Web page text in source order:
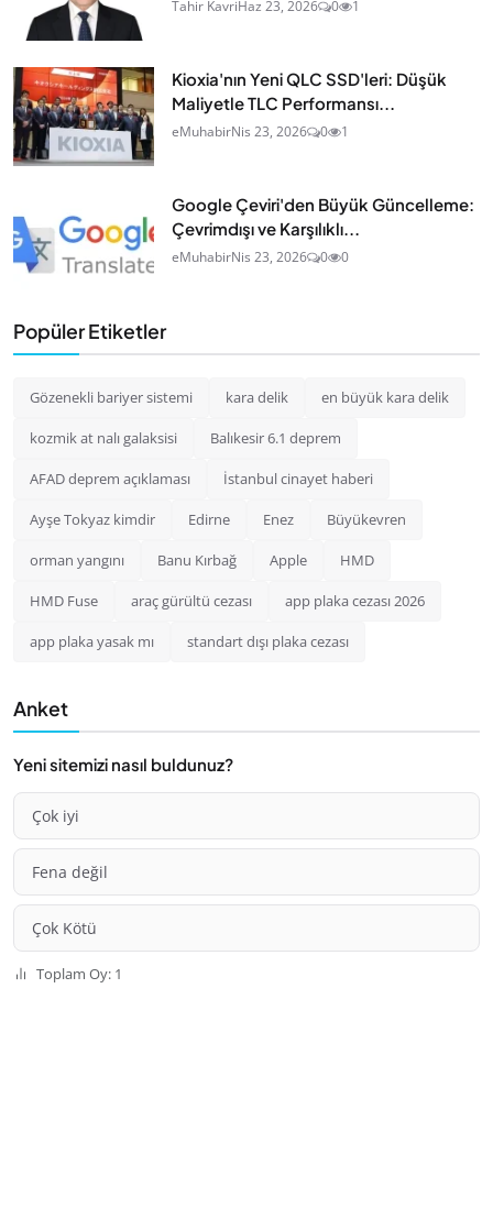
Tahir KavriHaz 23, 2026 0 1
Kioxia'nın Yeni QLC SSD'leri: Düşük
Maliyetle TLC Performansı...
eMuhabirNis 23, 2026 0 1
Google Çeviri'den Büyük Güncelleme:
Çevrimdışı ve Karşılıklı...
eMuhabirNis 23, 2026 0 0
Popüler Etiketler
Gözenekli bariyer sistemi kara delik en büyük kara delik
kozmik at nalı galaksisi Balıkesir 6.1 deprem
AFAD deprem açıklaması İstanbul cinayet haberi
Ayşe Tokyaz kimdir Edirne Enez Büyükevren
orman yangını Banu Kırbağ Apple HMD
HMD Fuse araç gürültü cezası app plaka cezası 2026
app plaka yasak mı standart dışı plaka cezası
Anket
Yeni sitemizi nasıl buldunuz?
Çok iyi
Fena değil
Çok Kötü
Toplam Oy: 1